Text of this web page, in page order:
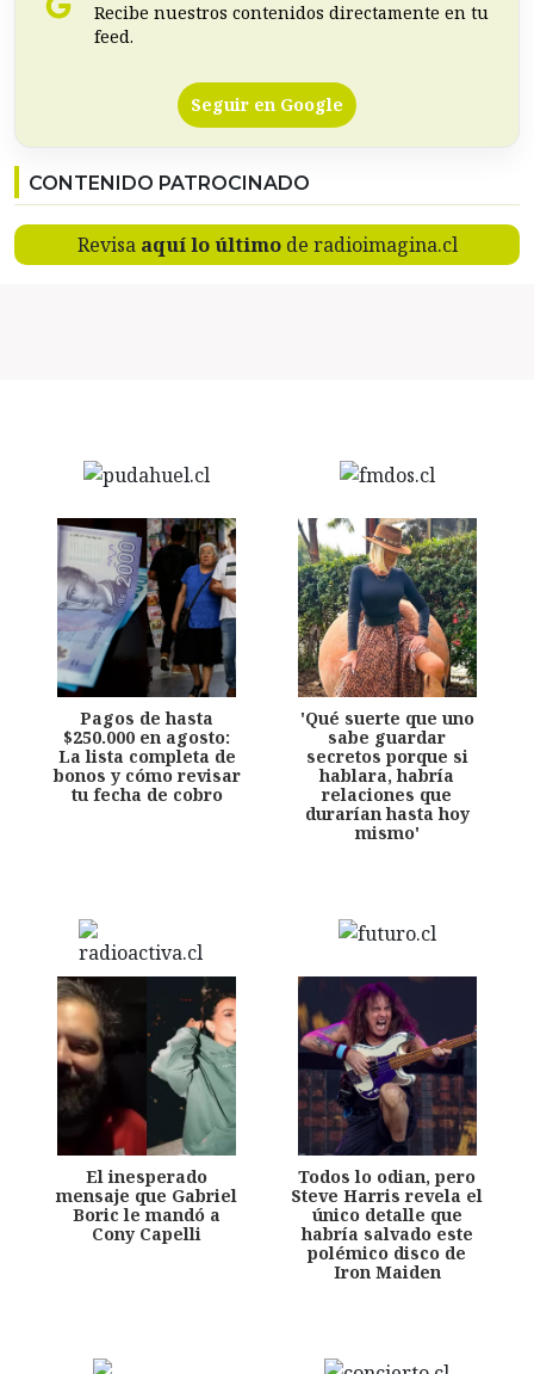
Recibe nuestros contenidos directamente en tu
feed.
Seguir en Google
CONTENIDO PATROCINADO
Revisa aquí lo últimode radioimagina.cl
Pagos de hasta
$250.000 en agosto:
La lista completa de
bonos y cómo revisar
tu fecha de cobro
'Qué suerte que uno
sabe guardar
secretos porque si
hablara, habría
relaciones que
durarían hasta hoy
mismo'
El inesperado
mensaje que Gabriel
Boric le mandó a
Cony Capelli
Todos lo odian, pero
Steve Harris revela el
único detalle que
habría salvado este
polémico disco de
Iron Maiden